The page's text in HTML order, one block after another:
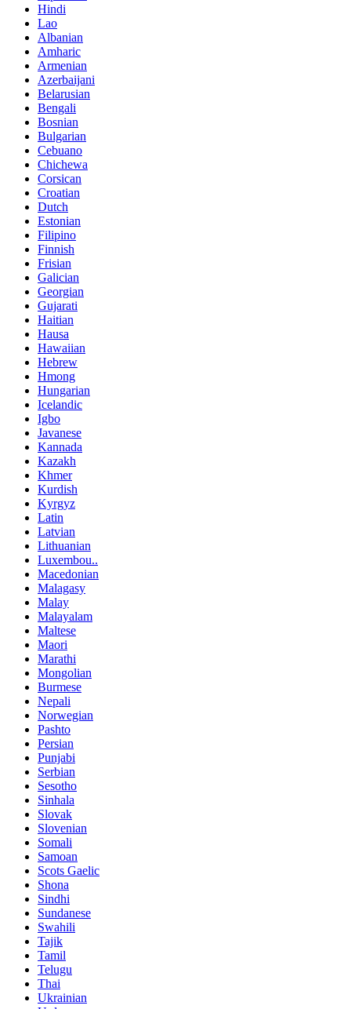
Hindi
Lao
Albanian
Amharic
Armenian
Azerbaijani
Belarusian
Bengali
Bosnian
Bulgarian
Cebuano
Chichewa
Corsican
Croatian
Dutch
Estonian
Filipino
Finnish
Frisian
Galician
Georgian
Gujarati
Haitian
Hausa
Hawaiian
Hebrew
Hmong
Hungarian
Icelandic
Igbo
Javanese
Kannada
Kazakh
Khmer
Kurdish
Kyrgyz
Latin
Latvian
Lithuanian
Luxembou..
Macedonian
Malagasy
Malay
Malayalam
Maltese
Maori
Marathi
Mongolian
Burmese
Nepali
Norwegian
Pashto
Persian
Punjabi
Serbian
Sesotho
Sinhala
Slovak
Slovenian
Somali
Samoan
Scots Gaelic
Shona
Sindhi
Sundanese
Swahili
Tajik
Tamil
Telugu
Thai
Ukrainian